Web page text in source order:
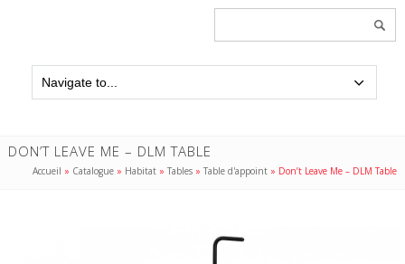
DON’T LEAVE ME – DLM TABLE
Accueil » Catalogue » Habitat »Tables »Table d'appoint » Don’t Leave Me – DLM Table